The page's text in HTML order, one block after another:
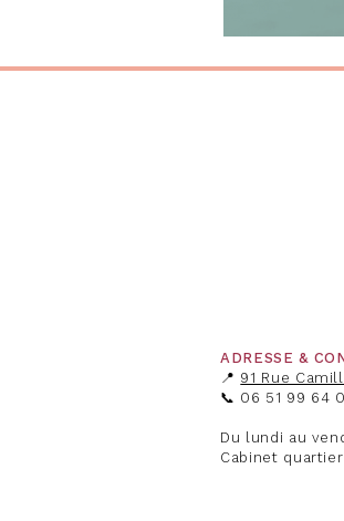
ADRESSE &
​📍 91 Rue
📞 06 51 99 64
Du lundi au
Cabinet